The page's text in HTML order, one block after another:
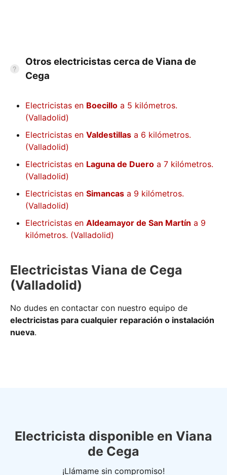
Otros electricistas cerca de Viana de
Cega
Electricistas en Boecillo a 5 kilómetros.
(Valladolid)
Electricistas en Valdestillas a 6 kilómetros.
(Valladolid)
Electricistas en Laguna de Duero a 7 kilómetros.
(Valladolid)
Electricistas en Simancas a 9 kilómetros.
(Valladolid)
Electricistas en Aldeamayor de San Martín a 9
kilómetros. (Valladolid)
Electricistas Viana de Cega
(Valladolid)
No dudes en contactar con nuestro equipo de
electricistas para cualquier reparación o instalación
nueva.
Electricista disponible en Viana
de Cega
¡Llámame sin compromiso!